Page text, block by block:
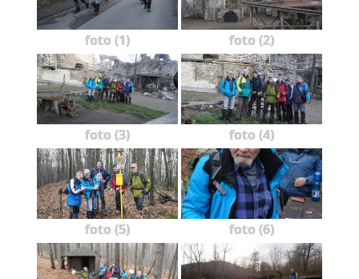
foto (1) foto (2)
foto (3) foto (4)
foto (5) foto (6)